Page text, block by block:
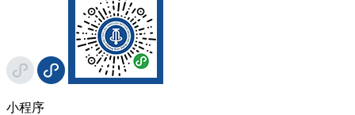
小程序